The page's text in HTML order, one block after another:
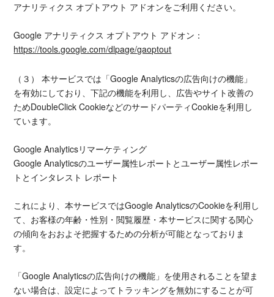
アナリティクス オプトアウト アドオンをご利用ください。
Google アナリティクス オプトアウト アドオン：
https://tools.google.com/dlpage/gaoptout
（３） 本サービスでは「Google Analyticsの広告向けの機能」
を有効にしており、下記の機能を利用し、広告やサイト改善の
ためDoubleClick CookieなどのサードパーティCookieを利用し
ています。
Google Analyticsリマーケティング
Google Analyticsのユーザー属性レポートとユーザー属性レポー
トとインタレスト レポート
これにより、本サービスではGoogle AnalyticsのCookieを利用し
て、お客様の年齢・性別・閲覧履歴・本サービスに関する関心
の傾向をおおよそ把握するための分析が可能となっておりま
す。
「Google Analyticsの広告向けの機能」を使用されることを望ま
ない場合は、設定によってトラッキングを無効にすることが可